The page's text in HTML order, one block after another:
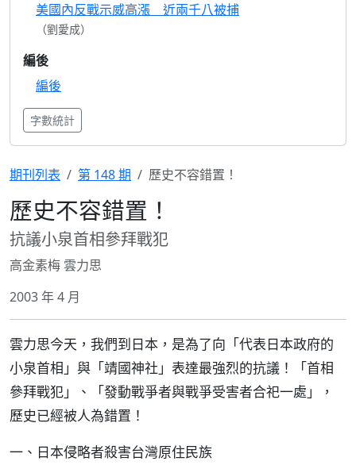
美國內反戰示威高漲 近兩千八被捕
（劉愛成）
編後
編後
字數統計
期刊列表 第 148 期 歷史不容錯置！
歷史不容錯置！
抗議小泉首相參拜戰犯
高金素梅 雲力思
2003 年 4 月
雲力思今天，我們到日本，是為了向「代表日本政府的
小泉首相」與「靖國神社」表達最強烈的抗議！「首相
參拜戰犯」、「發動戰爭者與戰爭受害者合祀一處」，
歷史已經被人為錯置！
一、日本侵略者殺害台灣原住民族